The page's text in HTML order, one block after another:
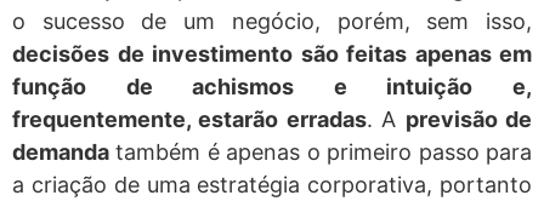
o sucesso de um negócio, porém, sem isso,
decisões de investimento são feitas apenas em
função de achismos e intuição e,
frequentemente, estarão erradas. A previsão de
demanda também é apenas o primeiro passo para
a criação de uma estratégia corporativa, portanto